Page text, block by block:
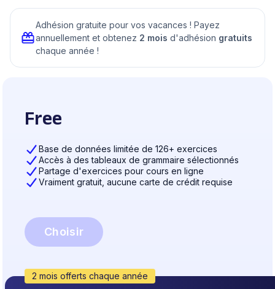
Adhésion gratuite pour vos vacances ! Payez
annuellement et obtenez 2 mois d'adhésion gratuits
chaque année !
Free
Base de données limitée de 126+ exercices
Accès à des tableaux de grammaire sélectionnés
Partage d'exercices pour cours en ligne
Vraiment gratuit, aucune carte de crédit requise
Choisir
2 mois offerts chaque année